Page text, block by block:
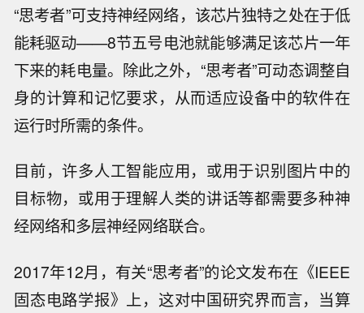
“思考者”可支持神经网络，该芯片独特之处在于低
能耗驱动——8节五号电池就能够满足该芯片一年
下来的耗电量。除此之外，“思考者”可动态调整自
身的计算和记忆要求，从而适应设备中的软件在
运行时所需的条件。
目前，许多人工智能应用，或用于识别图片中的
目标物，或用于理解人类的讲话等都需要多种神
经网络和多层神经网络联合。
2017年12月，有关“思考者”的论文发布在《IEEE
固态电路学报》上，这对中国研究界而言，当算